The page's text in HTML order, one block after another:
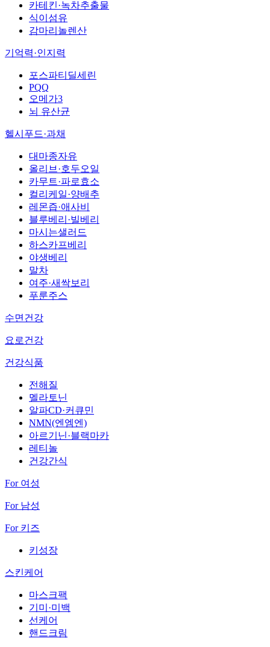
카테킨·녹차추출물
식이섬유
감마리놀렌산
기억력·인지력
포스파티딜세린
PQQ
오메가3
뇌 유산균
헬시푸드·과채
대마종자유
올리브·호두오일
카무트·파로효소
컬리케일·양배추
레몬즙·애사비
블루베리·빌베리
마시는샐러드
하스카프베리
야생베리
말차
여주·새싹보리
푸룬주스
수면건강
요로건강
건강식품
전해질
멜라토닌
알파CD·커큐민
NMN(엔엠엔)
아르기닌·블랙마카
레티놀
건강간식
For 여성
For 남성
For 키즈
키성장
스킨케어
마스크팩
기미·미백
선케어
핸드크림